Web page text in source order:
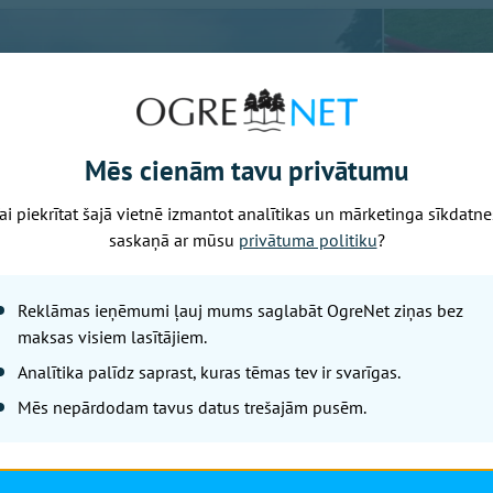
Mēs cienām tavu privātumu
piekrītat šajā vietnē izmantot analītikas un mārketinga
saskaņā ar mūsu privātuma politiku?
Reklāmas ieņēmumi ļauj mums saglabāt OgreNet ziņas bez
maksas visiem lasītājiem.
Analītika palīdz saprast, kuras tēmas tev ir svarīgas.
Mēs nepārdodam tavus datus trešajām pusēm.